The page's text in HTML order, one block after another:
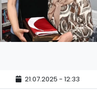
21.07.2025 - 12:33